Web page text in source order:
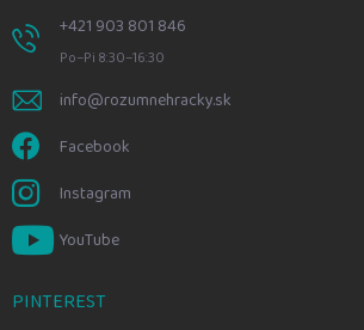
+421 903 801 846
Po–Pi 8:30–16:30
info@rozumnehracky.sk
Facebook
Instagram
YouTube
PINTEREST